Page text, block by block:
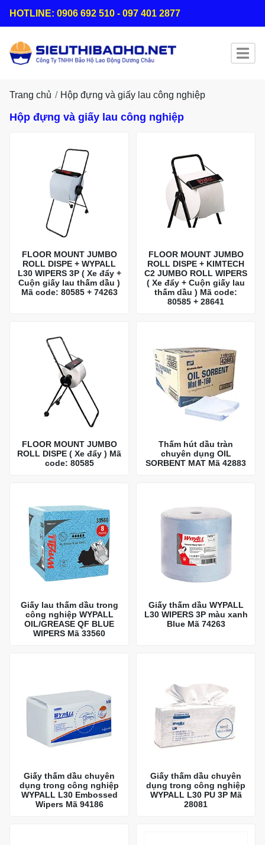
HOTLINE: 0906 692 510 - 097 401 2877
Trang chủ Hộp đựng và giấy lau công nghiệp
Hộp đựng và giấy lau công nghiệp
FLOOR MOUNT JUMBO
ROLL DISPE + WYPALL
L30 WIPERS 3P ( Xe đẩy +
Cuộn giấy lau thấm dầu )
Mã code: 80585 + 74263
FLOOR MOUNT JUMBO
ROLL DISPE + KIMTECH
C2 JUMBO ROLL WIPERS
( Xe đẩy + Cuộn giấy lau
thấm dầu ) Mã code:
80585 + 28641
FLOOR MOUNT JUMBO
ROLL DISPE ( Xe đẩy ) Mã
code: 80585
Thấm hút dầu tràn
chuyên dụng OIL
SORBENT MAT Mã 42883
Giấy lau thấm dầu trong
công nghiệp WYPALL
OIL/GREASE QF BLUE
WIPERS Mã 33560
Giấy thấm dầu WYPALL
L30 WIPERS 3P màu xanh
Blue Mã 74263
Giấy thấm dầu chuyên
dụng trong công nghiệp
WYPALL L30 Embossed
Wipers Mã 94186
Giấy thấm dầu chuyên
dụng trong công nghiệp
WYPALL L30 PU 3P Mã
28081